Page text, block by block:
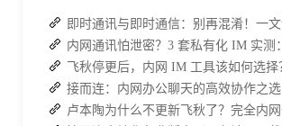
接而连：内网办公聊天的高效协作之选